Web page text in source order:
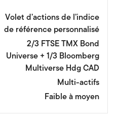
Volet d’actions de l’indice
de référence personnalisé
2/3 FTSE TMX Bond
Universe + 1/3 Bloomberg
Multiverse Hdg CAD
Multi-actifs
Faible à moyen